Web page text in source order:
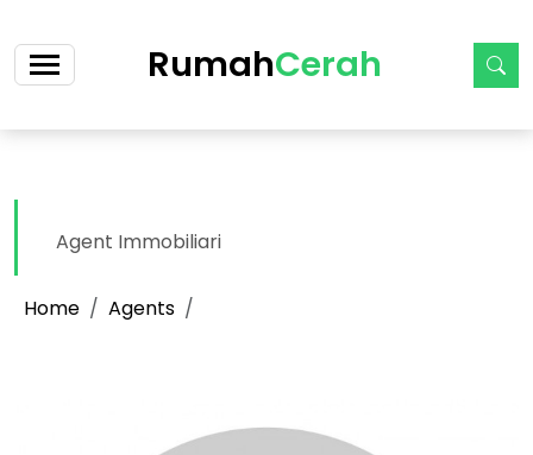
RumahCerah
Agent Immobiliari
Home Agents